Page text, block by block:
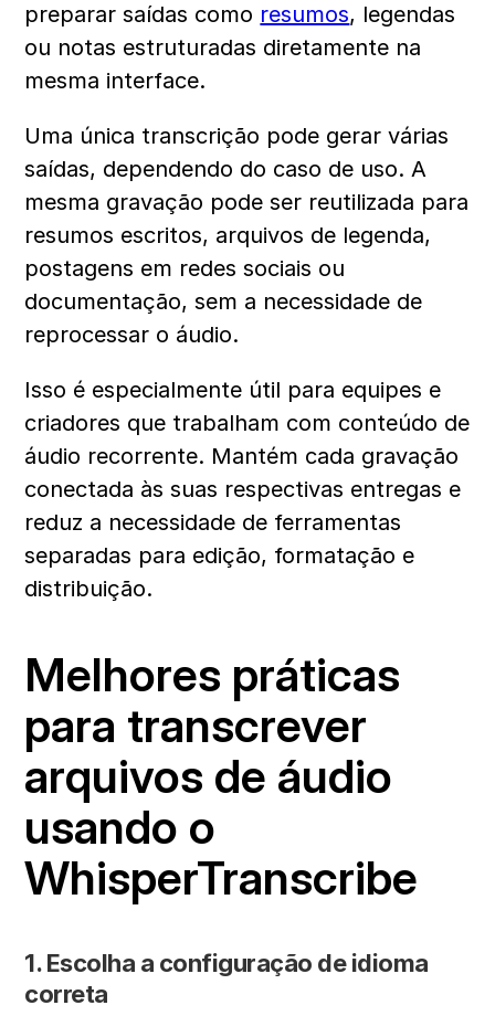
preparar saídas como resumos, legendas
ou notas estruturadas diretamente na
mesma interface.
Uma única transcrição pode gerar várias
saídas, dependendo do caso de uso. A
mesma gravação pode ser reutilizada para
resumos escritos, arquivos de legenda,
postagens em redes sociais ou
documentação, sem a necessidade de
reprocessar o áudio.
Isso é especialmente útil para equipes e
criadores que trabalham com conteúdo de
áudio recorrente. Mantém cada gravação
conectada às suas respectivas entregas e
reduz a necessidade de ferramentas
separadas para edição, formatação e
distribuição.
Melhores práticas
para transcrever
arquivos de áudio
usando o
WhisperTranscribe
1. Escolha a configuração de idioma
correta